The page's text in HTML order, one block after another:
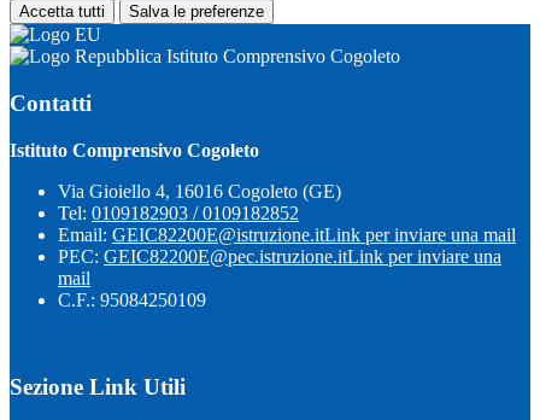
Accetta tutti Salva le preferenze
Istituto Comprensivo Cogoleto
Contatti
Istituto Comprensivo Cogoleto
Via Gioiello 4, 16016 Cogoleto (GE)
Tel: 0109182903 / 0109182852
Email: GEIC82200E@istruzione.itLink per inviare una mail
PEC: GEIC82200E@pec.istruzione.itLink per inviare una
mail
C.F.: 95084250109
Sezione Link Utili